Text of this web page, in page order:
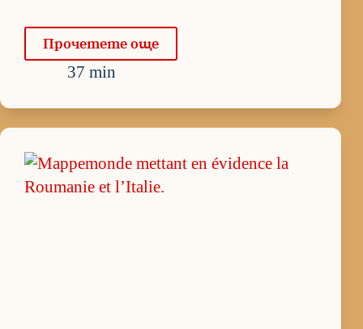
Про­че­тете още
37 min